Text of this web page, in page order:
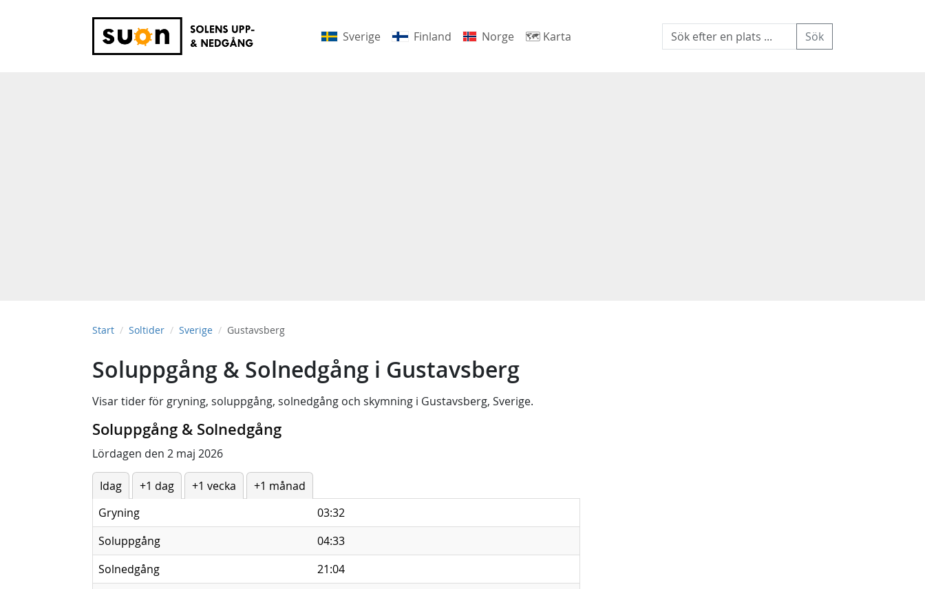
Sverige Finland Norge 🗺 Karta
Start Soltider Sverige Gustavsberg
Soluppgång & Solnedgång i Gustavsberg
Visar tider för gryning, soluppgång, solnedgång och skymning i Gustavsberg, Sverige.
Soluppgång & Solnedgång
Lördagen den 2 maj 2026
Idag +1 dag +1 vecka
+1 månad
Gryning
03:32
Soluppgång
04:33
Solnedgång
21:04